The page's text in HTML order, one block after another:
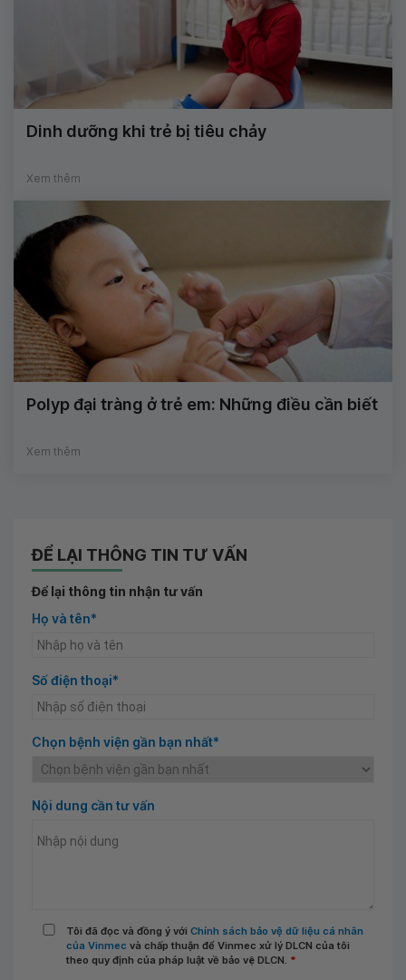
Dinh dưỡng khi trẻ bị tiêu chảy
Xem thêm
Polyp đại tràng ở trẻ em: Những điều cần biết
Xem thêm
ĐỂ LẠI THÔNG TIN TƯ VẤN
Để lại thông tin nhận tư vấn
Họ và tên*
Số điện thoại*
Chọn bệnh viện gần bạn nhất*
Nội dung cần tư vấn
Tôi đã đọc và đồng ý với Chính sách bảo vệ dữ liệu cá nhân
của Vinmec và chấp thuận để Vinmec xử lý DLCN của tôi
theo quy định của pháp luật về bảo vệ DLCN. *